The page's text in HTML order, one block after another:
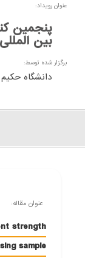
عنوان رویداد:
پنجمین
بین
برگزار شده توسط:
دانشگاه
عنوان مقاله:
strength
sample